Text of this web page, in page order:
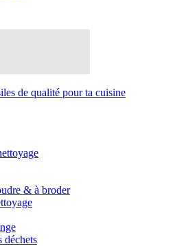
de qualité pour ta cuisine
& à broder
déchets